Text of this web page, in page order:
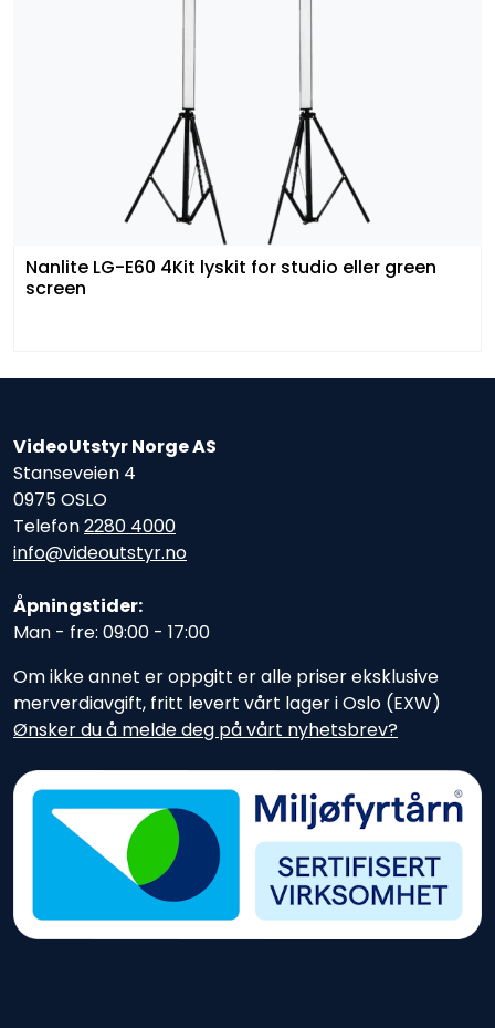
Nanlite LG-E60 4Kit lyskit for studio eller green
screen
VideoUtstyr Norge AS
Stanseveien 4
0975 OSLO
Telefon2280 4000
info@videoutstyr.no
Åpningstider:
Man - fre: 09:00 - 17:00
Om ikke annet er oppgitt er alle priser eksklusive
merverdiavgift, fritt levert vårt lager i Oslo (EXW)
Ønsker du å melde deg på vårt nyhetsbrev?